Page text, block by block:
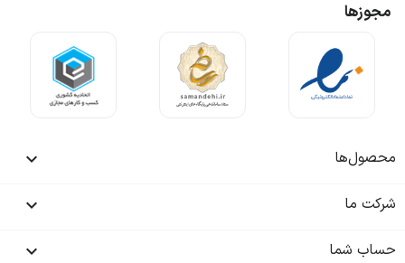
مجوزها
محصول‌ها 
شرکت ما 
حساب شما 